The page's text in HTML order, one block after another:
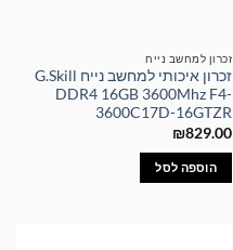
זכרון למחשב נייח
זכרון איכותי למחשב נייח G.Skill
DDR4 16GB 3600Mhz F4-
3600C17D-16GTZR
₪829.00
הוספה לסל